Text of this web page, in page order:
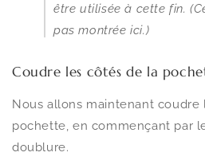
être utilisée à cette fin.
pas montrée ici.)
Coudre les côtés de la
Nous allons maintenant coudre
pochette, en commençant par
doublure.